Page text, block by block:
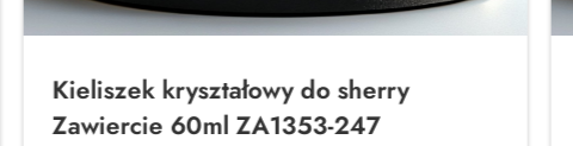
Kieliszek kryształowy do sherry
Zawiercie 60ml ZA1353-247